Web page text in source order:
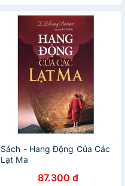
Sách - Hang Động Của Các
Lạt Ma
87.300 đ